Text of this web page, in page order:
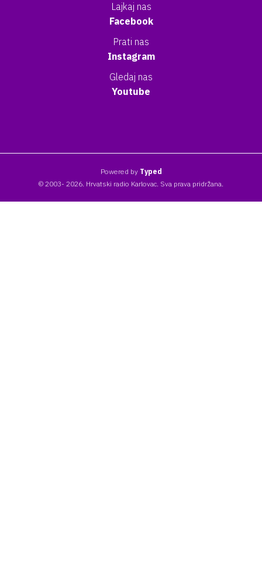
Lajkaj nas
Facebook
Prati nas
Instagram
Gledaj nas
Youtube
Powered by Typed
© 2003- 2026. Hrvatski radio Karlovac. Sva prava pridržana.